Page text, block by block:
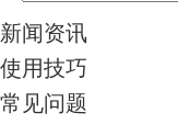
新闻资讯
使用技巧
常见问题